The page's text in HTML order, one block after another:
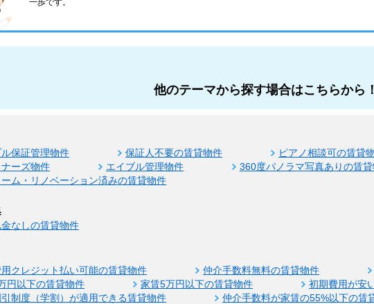
一歩です。
他のテーマから探す場合はこちらから！
保証管理物件 保証人不要の賃貸物件 ピアノ相談可の賃貸
ーズ物件
エイブル管理物件 360度パノラマ写真ありの賃
ーム・リノベーション済みの賃貸物件
なしの賃貸物件
クレジット払い可能の賃貸物件 仲介手数料無料の賃貸物件
円以下の賃貸物件
家賃5万円以下の賃貸物件 初期費用が安
制度（学割）が適用できる賃貸物件
仲介手数料が家賃の55%以下の賃